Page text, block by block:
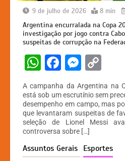
9 de julho de 2026 8 min
Argentina encurralada na Copa
investigação por jogo contra
suspeitas de corrupção na
W
at
s
A
p
F
a
c
e
b
o
M
s
s
e
n
p
y
Li
n
A campanha da Argentina na
está sob um escrutínio sem
desempenho em campo, mas
que levantaram suspeitas de
seleção de Lionel Messi
controversa sobre […]
Assuntos Gerais Esportes